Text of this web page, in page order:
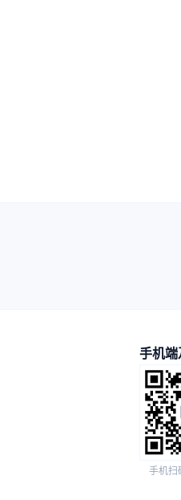
手机
手机扫